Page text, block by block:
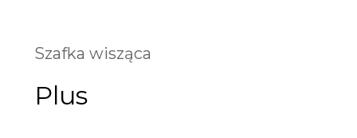
Szafka wisząca
Plus